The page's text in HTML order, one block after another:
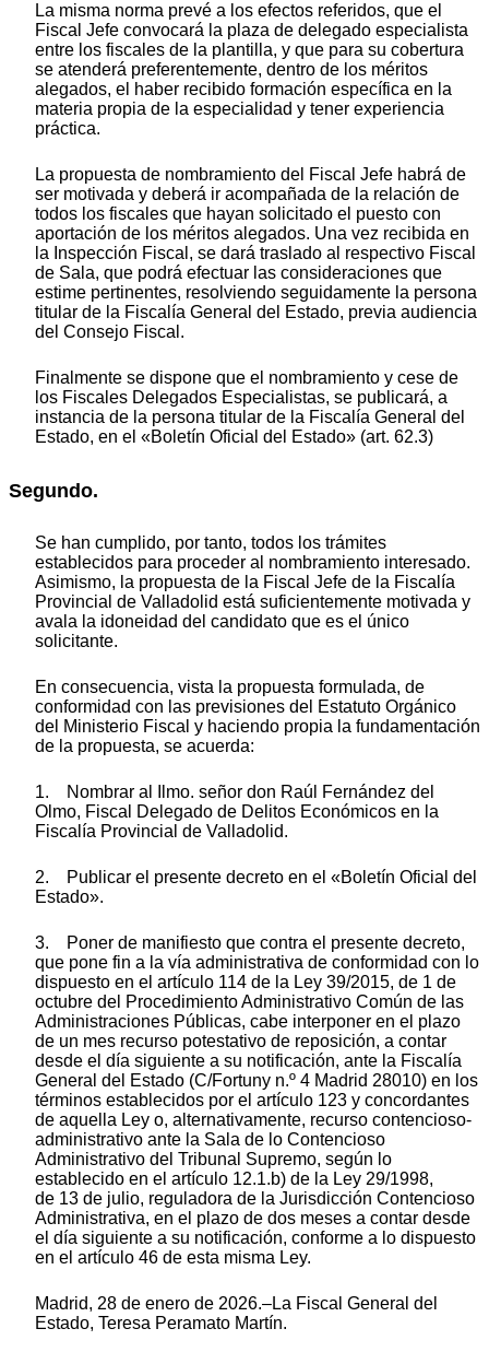
La misma norma prevé a los efectos referidos, que el
Fiscal Jefe convocará la plaza de delegado especialista
entre los fiscales de la plantilla, y que para su cobertura
se atenderá preferentemente, dentro de los méritos
alegados, el haber recibido formación específica en la
materia propia de la especialidad y tener experiencia
práctica.
La propuesta de nombramiento del Fiscal Jefe habrá de
ser motivada y deberá ir acompañada de la relación de
todos los fiscales que hayan solicitado el puesto con
aportación de los méritos alegados. Una vez recibida en
la Inspección Fiscal, se dará traslado al respectivo Fiscal
de Sala, que podrá efectuar las consideraciones que
estime pertinentes, resolviendo seguidamente la persona
titular de la Fiscalía General del Estado, previa audiencia
del Consejo Fiscal.
Finalmente se dispone que el nombramiento y cese de
los Fiscales Delegados Especialistas, se publicará, a
instancia de la persona titular de la Fiscalía General del
Estado, en el «Boletín Oficial del Estado» (art. 62.3)
Segundo.
Se han cumplido, por tanto, todos los trámites
establecidos para proceder al nombramiento interesado.
Asimismo, la propuesta de la Fiscal Jefe de la Fiscalía
Provincial de Valladolid está suficientemente motivada y
avala la idoneidad del candidato que es el único
solicitante.
En consecuencia, vista la propuesta formulada, de
conformidad con las previsiones del Estatuto Orgánico
del Ministerio Fiscal y haciendo propia la fundamentación
de la propuesta, se acuerda:
1. Nombrar al Ilmo. señor don Raúl Fernández del
Olmo, Fiscal Delegado de Delitos Económicos en la
Fiscalía Provincial de Valladolid.
2. Publicar el presente decreto en el «Boletín Oficial del
Estado».
3. Poner de manifiesto que contra el presente decreto,
que pone fin a la vía administrativa de conformidad con lo
dispuesto en el artículo 114 de la Ley 39/2015, de 1 de
octubre del Procedimiento Administrativo Común de las
Administraciones Públicas, cabe interponer en el plazo
de un mes recurso potestativo de reposición, a contar
desde el día siguiente a su notificación, ante la Fiscalía
General del Estado (C/Fortuny n.º 4 Madrid 28010) en los
términos establecidos por el artículo 123 y concordantes
de aquella Ley o, alternativamente, recurso contencioso-
administrativo ante la Sala de lo Contencioso
Administrativo del Tribunal Supremo, según lo
establecido en el artículo 12.1.b) de la Ley 29/1998,
de 13 de julio, reguladora de la Jurisdicción Contencioso
Administrativa, en el plazo de dos meses a contar desde
el día siguiente a su notificación, conforme a lo dispuesto
en el artículo 46 de esta misma Ley.
Madrid, 28 de enero de 2026.–La Fiscal General del
Estado, Teresa Peramato Martín.